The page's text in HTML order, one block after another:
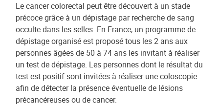
Le cancer colorectal peut être découvert à un stade
précoce grâce à un dépistage par recherche de sang
occulte dans les selles. En France, un programme de
dépistage organisé est proposé tous les 2 ans aux
personnes âgées de 50 à 74 ans les invitant à réaliser
un test de dépistage. Les personnes dont le résultat du
test est positif sont invitées à réaliser une coloscopie
afin de détecter la présence éventuelle de lésions
précancéreuses ou de cancer.